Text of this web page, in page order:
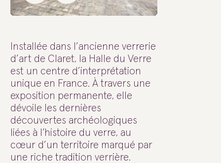
Installée dans l’ancienne verrerie
d’art de Claret, la Halle du Verre
est un centre d’interprétation
unique en France. À travers une
exposition permanente, elle
dévoile les dernières
découvertes archéologiques
liées à l’histoire du verre, au
cœur d’un territoire marqué par
une riche tradition verrière.